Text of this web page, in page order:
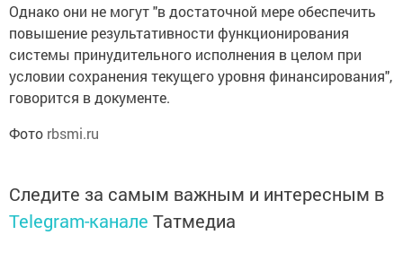
Однако они не могут "в достаточной мере обеспечить
повышение результативности функционирования
системы принудительного исполнения в целом при
условии сохранения текущего уровня финансирования",
говорится в документе.
Фото rbsmi.ru
Следите за самым важным и интересным в
Telegram-канале Татмедиа